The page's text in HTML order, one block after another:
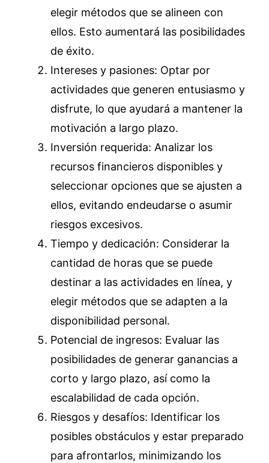
elegir métodos que se alineen con
ellos. Esto aumentará las posibilidades
de éxito.
Intereses y pasiones: Optar por
actividades que generen entusiasmo y
disfrute, lo que ayudará a mantener la
motivación a largo plazo.
Inversión requerida: Analizar los
recursos financieros disponibles y
seleccionar opciones que se ajusten a
ellos, evitando endeudarse o asumir
riesgos excesivos.
Tiempo y dedicación: Considerar la
cantidad de horas que se puede
destinar a las actividades en línea, y
elegir métodos que se adapten a la
disponibilidad personal.
Potencial de ingresos: Evaluar las
posibilidades de generar ganancias a
corto y largo plazo, así como la
escalabilidad de cada opción.
Riesgos y desafíos: Identificar los
posibles obstáculos y estar preparado
para afrontarlos, minimizando los